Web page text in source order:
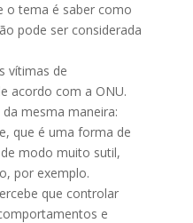
o tema é saber como
pode ser considerada
vítimas de
acordo com a ONU.
mesma maneira:
que é uma forma de
modo muito sutil,
por exemplo.
que controlar
e